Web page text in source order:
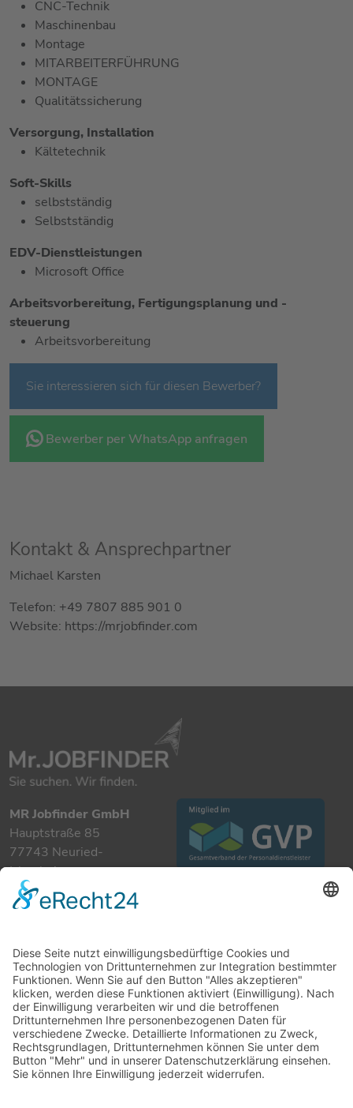
CNC-Technik
Maschinenbau
Montage
MITARBEITERFÜHRUNG
MONTAGE
Qualitätssicherung
Versorgung, Installation
Kältetechnik
Soft-Skills
selbstständig
Selbstständig
EDV-Dienstleistungen
Microsoft Office
Arbeitsvorbereitung, Fertigungsplanung und -
steuerung
Arbeitsvorbereitung
Sie interessieren sich für diesen Bewerber?
Bewerber per WhatsApp anfragen
Kontakt & Ansprechpartner
Michael Karsten
Telefon: +49 7807 885 901 0
Website: https://mrjobfinder.com
MR Jobfinder GmbH
Hauptstraße 85
77743 Neuried-
Ichenheim
+49 7807 885 901 0
info@mrjobfinder.com
Für Arbeitgeber
Für Arbeitnehmer
Stellenanzeigen
Kandidaten
Kontakt
Datenschutzerklärung